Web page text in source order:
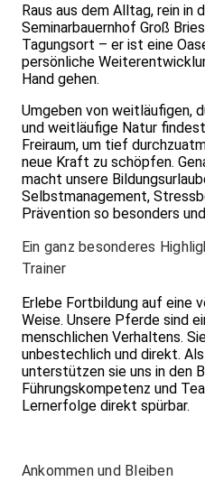
Raus aus dem Alltag, rein in
Seminarbauernhof Groß
Tagungsort – er ist eine
persönliche
Hand gehen.
Umgeben von weitläufigen,
und weitläufige Natur
Freiraum, um tief
neue Kraft zu schöpfen.
macht unsere
Selbstmanagement,
Prävention so besonders
Ein ganz besonderes
Trainer
Erlebe Fortbildung auf eine
Weise. Unsere Pferde sind
menschlichen Verhaltens.
unbestechlich und direkt.
unterstützen sie uns in den
Führungskompetenz und
Lernerfolge direkt spürbar.
Ankommen und Bleiben